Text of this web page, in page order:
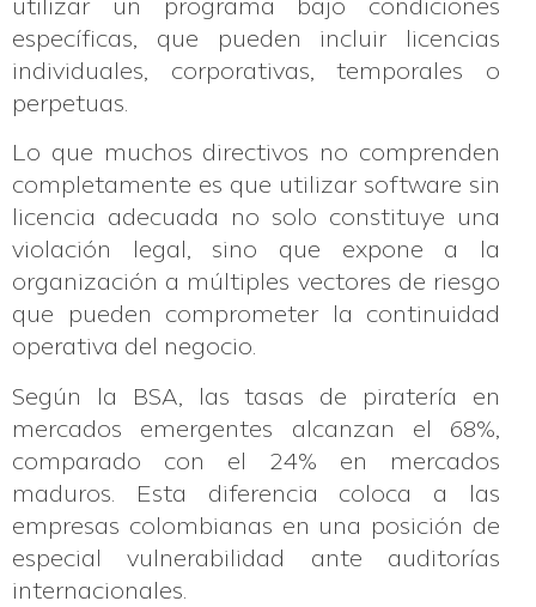
utilizar un programa bajo condiciones
específicas, que pueden incluir licencias
individuales, corporativas, temporales o
perpetuas.
Lo que muchos directivos no comprenden
completamente es que utilizar software sin
licencia adecuada no solo constituye una
violación legal, sino que expone a la
organización a múltiples vectores de riesgo
que pueden comprometer la continuidad
operativa del negocio.
Según la BSA, las tasas de piratería en
mercados emergentes alcanzan el 68%,
comparado con el 24% en mercados
maduros. Esta diferencia coloca a las
empresas colombianas en una posición de
especial vulnerabilidad ante auditorías
internacionales.